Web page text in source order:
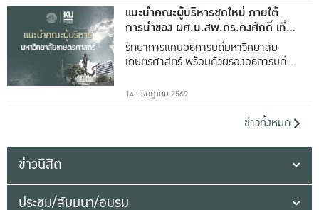
แนะนำคณะผู้บริหารชุดใหม่ ภายใต้
การนำของ ผศ.น.สพ.ดร.คงศักดิ์ เที่ยง
ธรรม
รักษาการแทนอธิการบดีมหาวิทยาลัย
เกษตรศาสตร์ พร้อมด้วยรองอธิการบดีทั้ง
14 กรกฎาคม 2569
ข่าวทั้งหมด
ข่าวนิสิต
ประชุม/สัมมนา/อบรม